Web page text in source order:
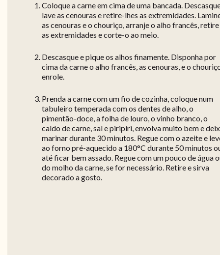
Coloque a carne em cima de uma bancada.
lave as cenouras e retire-lhes as extremidades.
as cenouras e o chouriço, arranje o alho francês, retire
as extremidades e corte-o ao meio.
Descasque e pique os alhos finamente. Disponha por
cima da carne o alho francês, as cenouras, e o
enrole.
Prenda a carne com um fio de cozinha, coloque num
tabuleiro temperada com os dentes de alho, o
pimentão-doce, a folha de louro, o vinho branco, o
caldo de carne, sal e piripíri, envolva muito bem e
marinar durante 30 minutos. Regue com o azeite e
ao forno pré-aquecido a 180°C durante 50 minutos
até ficar bem assado. Regue com um pouco de água
do molho da carne, se for necessário. Retire e sirva
decorado a gosto.